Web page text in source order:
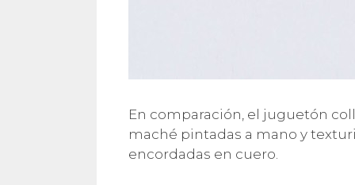
En comparación, el juguetón
maché pintadas a mano y
encordadas en cuero.